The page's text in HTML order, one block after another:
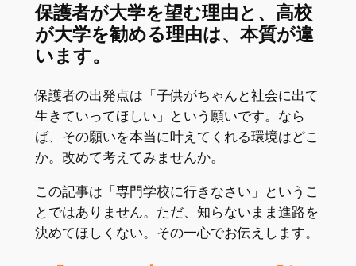
保護者が大学を望む理由と、高校
が大学を勧める理由は、本質が違
います。
保護者の出発点は「子供がちゃんと社会に出て
生きていってほしい」という願いです。なら
ば、その願いを本当に叶えてくれる環境はどこ
か。改めて考えてみませんか。
この記事は「専門学校に行きなさい」というこ
とではありません。ただ、知らないまま進路を
決めてほしくない。その一心でお伝えします。